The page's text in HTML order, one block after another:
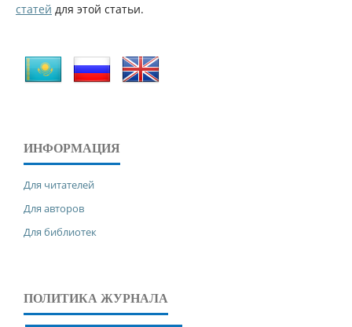
статей для этой статьи.
ИНФОРМАЦИЯ
Для читателей
Для авторов
Для библиотек
ПОЛИТИКА ЖУРНАЛА